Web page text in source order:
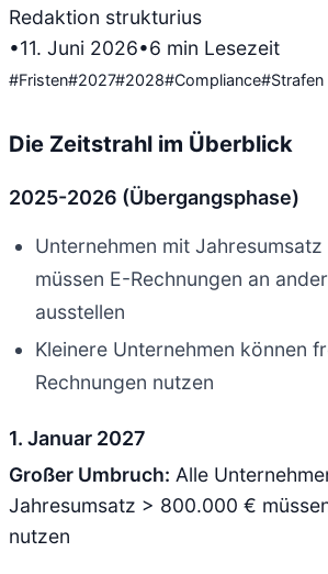
Redaktion strukturius
•11. Juni 2026•6 min Lesezeit
#Fristen#2027#2028#Compliance#Strafen
Die Zeitstrahl im Überblick
2025-2026 (Übergangsphase)
Unternehmen mit
müssen E-Rechnungen an
ausstellen
Kleinere Unternehmen können
Rechnungen nutzen
1. Januar 2027
Großer Umbruch: Alle
Jahresumsatz > 800.000 €
nutzen